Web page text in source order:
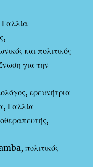
και πολιτικός
για την
ερευνήτρια
Γαλλία
πολιτικός